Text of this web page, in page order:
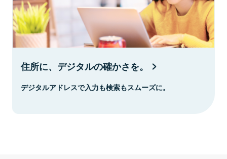
住所に、デジタルの確かさを。
デジタルアドレスで入力も検索もスムーズに。